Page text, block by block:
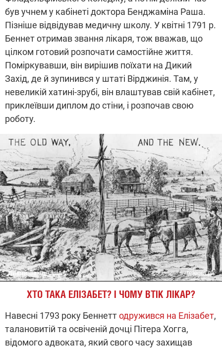
був учнем у кабінеті доктора Бенджаміна Раша.
Пізніше відвідував медичну школу. У квітні 1791 р.
Беннет отримав звання лікаря, тож вважав, що
цілком готовий розпочати самостійне життя.
Поміркувавши, він вирішив поїхати на Дикий
Захід, де й зупинився у штаті Вірджинія. Там, у
невеликій хатині-зрубі, він влаштував свій кабінет,
приклеївши диплом до стіни, і розпочав свою
роботу.
Дикий Захід, США telegra.ph
ХТО ТАКА ЕЛІЗАБЕТ? І ЧОМУ ВТІК ЛІКАР?
Навесні 1793 року Беннеттодружився на Елізабет,
талановитій та освіченій дочці Пітера Хогга,
відомого адвоката, який свого часу захищав